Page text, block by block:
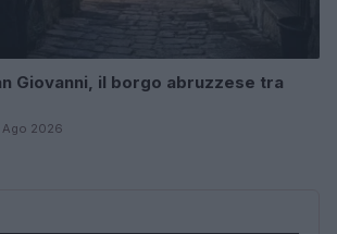
Giovanni, il borgo abruzzese tra
Ago 2026